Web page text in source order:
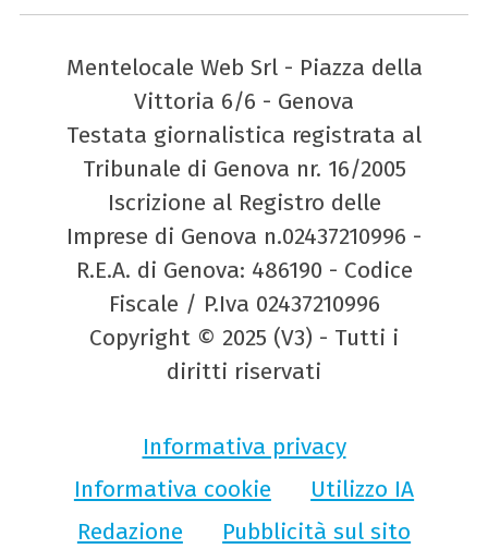
Mentelocale Web Srl - Piazza della
Vittoria 6/6 - Genova
Testata giornalistica registrata al
Tribunale di Genova nr. 16/2005
Iscrizione al Registro delle
Imprese di Genova n.02437210996 -
R.E.A. di Genova: 486190 - Codice
Fiscale / P.Iva 02437210996
Copyright © 2025 (V3) - Tutti i
diritti riservati
Informativa privacy
Informativa cookie
Utilizzo IA
Redazione
Pubblicità sul sito